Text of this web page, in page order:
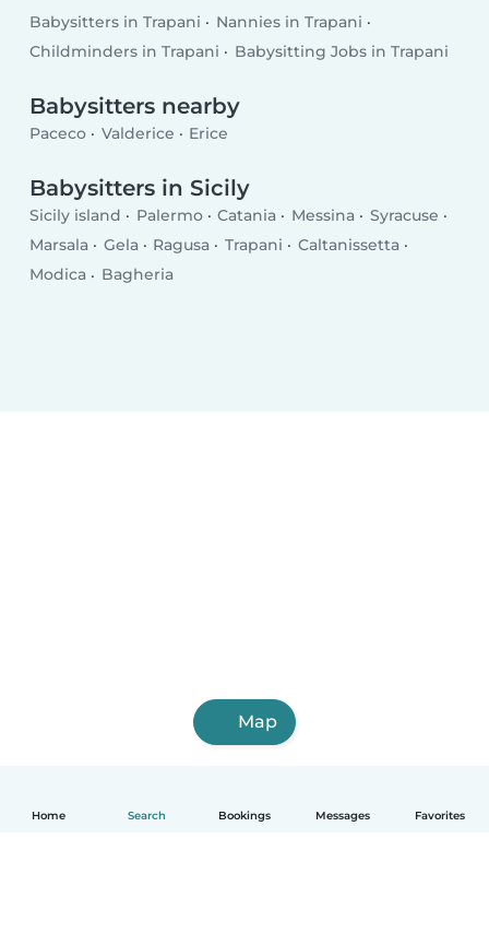
Home Search Bookings Messages Favorites
Babysitters in Trapani
Nannies in Trapani
Childminders in Trapani
Babysitting Jobs in Trapani
Babysitters nearby
Paceco Valderice Erice
Babysitters in Sicily
Sicily island Palermo Catania Messina
Syracuse
Marsala
Gela Ragusa Trapani
Caltanissetta
Modica
Bagheria
Map